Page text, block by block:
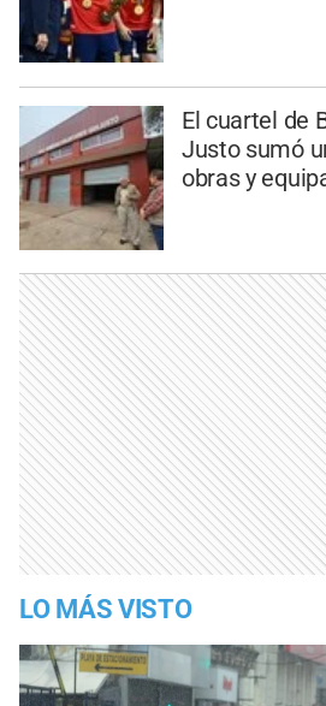
El cuartel de
Justo sumó
obras y
LO MÁS VISTO